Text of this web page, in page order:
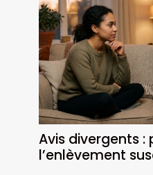
Avis divergents :
l’enlèvement